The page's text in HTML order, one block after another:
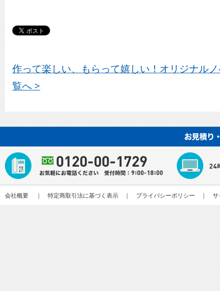
作って楽しい、もらって嬉しい！オリジナル
覧へ >
会社概要 ｜ 特定商取引法に基づく表示 ｜ プライバシーポリシー ｜ サ